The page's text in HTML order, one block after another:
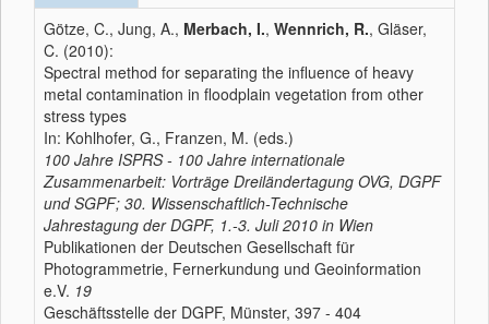
Götze, C., Jung, A., Merbach, I., Wennrich, R., Gläser,
C. (2010):
Spectral method for separating the influence of heavy
metal contamination in floodplain vegetation from other
stress types
In: Kohlhofer, G., Franzen, M. (eds.)
100 Jahre ISPRS - 100 Jahre internationale
Zusammenarbeit: Vorträge Dreiländertagung OVG, DGPF
und SGPF; 30. Wissenschaftlich-Technische
Jahrestagung der DGPF, 1.-3. Juli 2010 in Wien
Publikationen der Deutschen Gesellschaft für
Photogrammetrie, Fernerkundung und Geoinformation
e.V. 19
Geschäftsstelle der DGPF, Münster, 397 - 404